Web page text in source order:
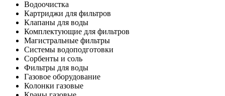
Водоочистка
Картриджи для фильтров
Клапаны для воды
Комплектующие для фильтров
Магистральные фильтры
Системы водоподготовки
Сорбенты и соль
Фильтры для воды
Газовое оборудование
Колонки газовые